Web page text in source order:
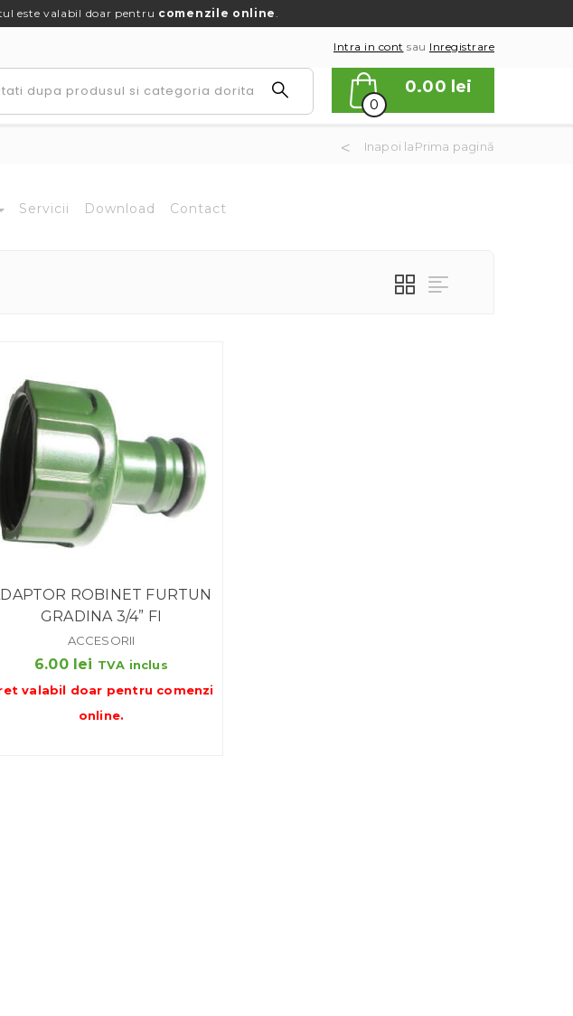
este valabil doar pentru comenzile online.
Intra in cont sau Inregistrare
0
0.00 lei
Inapoi laPrima pagină
Servicii Download Contact
ROBINET FURTUN
GRADINA 3/4” FI
ACCESORII
6.00 lei TVA inclus
valabil doar pentru comenzi
online.